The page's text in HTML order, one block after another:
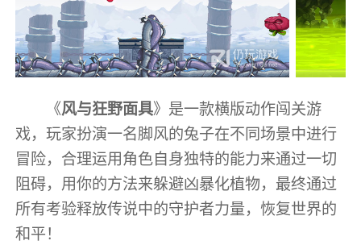
《风与狂野面具》是一款横版动作闯关游
戏，玩家扮演一名脚风的兔子在不同场景中进行
冒险，合理运用角色自身独特的能力来通过一切
阻碍，用你的方法来躲避凶暴化植物，最终通过
所有考验释放传说中的守护者力量，恢复世界的
和平！